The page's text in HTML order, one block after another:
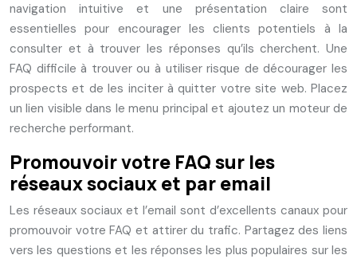
navigation intuitive et une présentation claire sont
essentielles pour encourager les clients potentiels à la
consulter et à trouver les réponses qu’ils cherchent. Une
FAQ difficile à trouver ou à utiliser risque de décourager les
prospects et de les inciter à quitter votre site web. Placez
un lien visible dans le menu principal et ajoutez un moteur de
recherche performant.
Promouvoir votre FAQ sur les
réseaux sociaux et par email
Les réseaux sociaux et l’email sont d’excellents canaux pour
promouvoir votre FAQ et attirer du trafic. Partagez des liens
vers les questions et les réponses les plus populaires sur les